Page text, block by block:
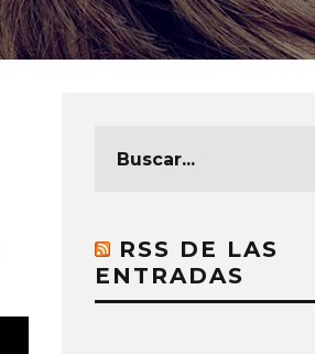
RSS DE LAS
ENTRADAS